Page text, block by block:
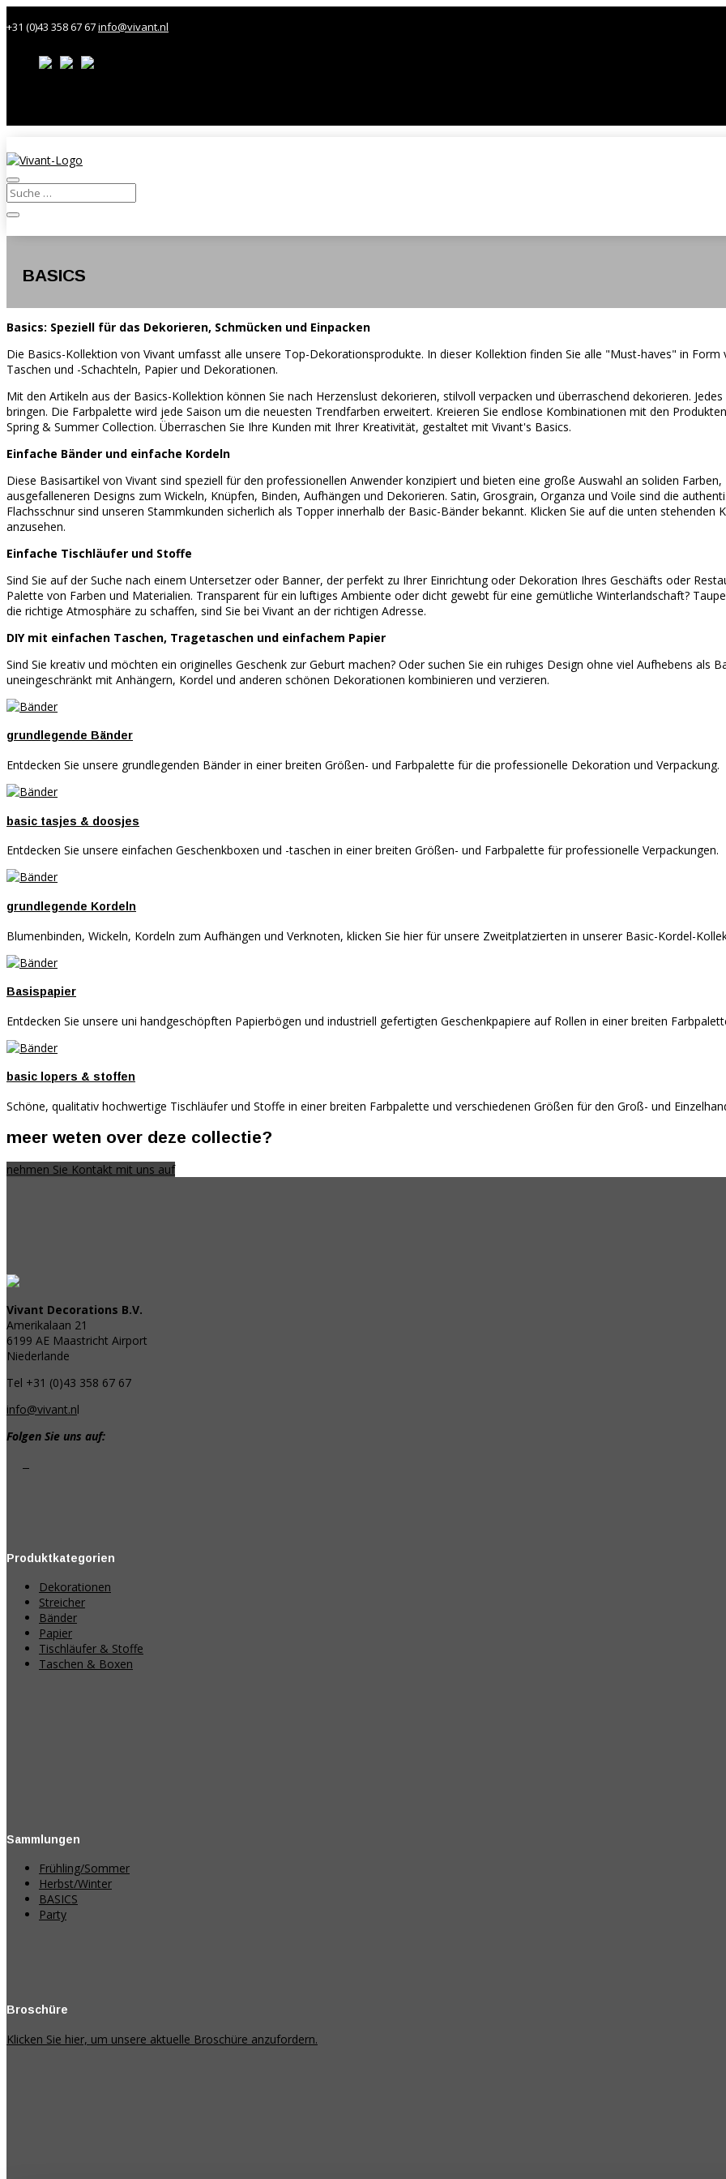
+31 (0)43 358 67 67info@vivant.nl
BASICS
Basics: Speziell für das Dekorieren, Schmücken und Einpacken
Die Basics-Kollektion von Vivant umfasst alle unsere Top-Dekorationsprodukte. In dieser Kollektion finden Sie alle "Must-haves" in
Taschen und -Schachteln, Papier und Dekorationen.
Mit den Artikeln aus der Basics-Kollektion können Sie nach Herzenslust dekorieren, stilvoll verpacken und überraschend dekorieren.
bringen. Die Farbpalette wird jede Saison um die neuesten Trendfarben erweitert. Kreieren Sie endlose Kombinationen mit den
Spring & Summer Collection. Überraschen Sie Ihre Kunden mit Ihrer Kreativität, gestaltet mit Vivant's Basics.
Einfache Bänder und einfache Kordeln
Diese Basisartikel von Vivant sind speziell für den professionellen Anwender konzipiert und bieten eine große Auswahl an soliden
ausgefalleneren Designs zum Wickeln, Knüpfen, Binden, Aufhängen und Dekorieren. Satin, Grosgrain, Organza und Voile sind die
Flachsschnur sind unseren Stammkunden sicherlich als Topper innerhalb der Basic-Bänder bekannt. Klicken Sie auf die unten
anzusehen.
Einfache Tischläufer und Stoffe
Sind Sie auf der Suche nach einem Untersetzer oder Banner, der perfekt zu Ihrer Einrichtung oder Dekoration Ihres Geschäfts oder
Palette von Farben und Materialien. Transparent für ein luftiges Ambiente oder dicht gewebt für eine gemütliche Winterlandschaft?
die richtige Atmosphäre zu schaffen, sind Sie bei Vivant an der richtigen Adresse.
DIY mit einfachen Taschen, Tragetaschen und einfachem Papier
Sind Sie kreativ und möchten ein originelles Geschenk zur Geburt machen? Oder suchen Sie ein ruhiges Design ohne viel Aufhebens als
uneingeschränkt mit Anhängern, Kordel und anderen schönen Dekorationen kombinieren und verzieren.
grundlegende Bänder
Entdecken Sie unsere grundlegenden Bänder in einer breiten Größen- und Farbpalette für die professionelle Dekoration und Verpackung.
basic tasjes & doosjes
Entdecken Sie unsere einfachen Geschenkboxen und -taschen in einer breiten Größen- und Farbpalette für professionelle Verpackungen.
grundlegende Kordeln
Blumenbinden, Wickeln, Kordeln zum Aufhängen und Verknoten, klicken Sie hier für unsere Zweitplatzierten in unserer Basic-Kordel-
Basispapier
Entdecken Sie unsere uni handgeschöpften Papierbögen und industriell gefertigten Geschenkpapiere auf Rollen in einer breiten
basic lopers & stoffen
Schöne, qualitativ hochwertige Tischläufer und Stoffe in einer breiten Farbpalette und verschiedenen Größen für den Groß- und
meer weten over deze collectie?
nehmen Sie Kontakt mit uns auf
Vivant Decorations B.V.
Amerikalaan 21
6199 AE Maastricht Airport
Niederlande
Tel +31 (0)43 358 67 67
info@vivant.nl
Folgen Sie uns auf:
Produktkategorien
Dekorationen
Streicher
Bänder
Papier
Tischläufer & Stoffe
Taschen & Boxen
Sammlungen
Frühling/Sommer
Herbst/Winter
BASICS
Party
Broschüre
Klicken Sie hier, um unsere aktuelle Broschüre anzufordern.